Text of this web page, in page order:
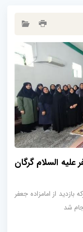
السلام گرگان
بازدید از امامزاده جعفر
شد